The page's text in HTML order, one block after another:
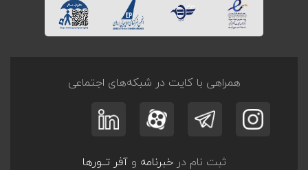
همراهی با کایت در شبکه‌های اجتماعی
ثبت نام درخبرنامه وآفر تــورها